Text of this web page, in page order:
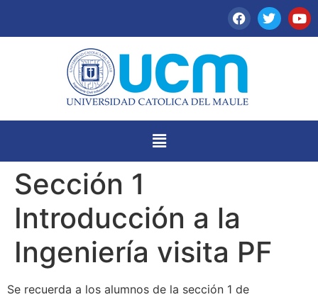
Sección 1
Introducción a la
Ingeniería visita PF
Se recuerda a los alumnos de la sección 1 de